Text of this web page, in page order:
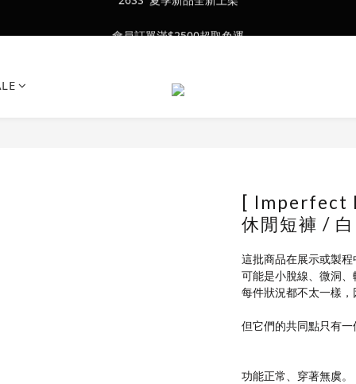
會員訂單滿$2500超取免運
[ Imperfect
休閒短褲 / 白
這批商品在展示或製
可能是小脫線、微洞
每件狀況都不太一樣
但它們的共同點只有一
功能正常、穿著無虞。